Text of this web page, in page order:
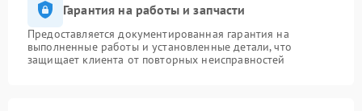
Гарантия на работы и запчасти
Предоставляется документированная гарантия на
выполненные работы и установленные детали, что
защищает клиента от повторных неисправностей